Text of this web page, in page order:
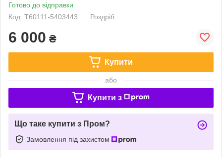
Готово до відправки
Код: Т60111-5403443
Роздріб
6 000 ₴
Купити
або
Купити з
Що таке купити з Пром?
Замовлення під захистом